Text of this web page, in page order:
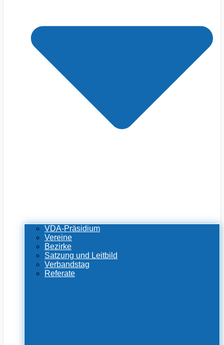
VDA-Präsidium
Vereine
Bezirke
Satzung und Leitbild
Verbandstag
Referate